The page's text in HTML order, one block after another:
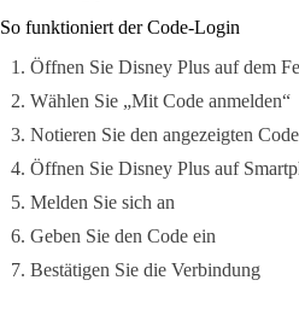
So funktioniert der Code-Login
Öffnen Sie Disney Plus auf dem
Wählen Sie „Mit Code anmelden“
Notieren Sie den angezeigten Code
Öffnen Sie Disney Plus auf
Melden Sie sich an
Geben Sie den Code ein
Bestätigen Sie die Verbindung